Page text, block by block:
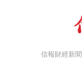
信報財經新